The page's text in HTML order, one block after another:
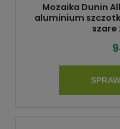
Mozaika Dunin
aluminium
szare